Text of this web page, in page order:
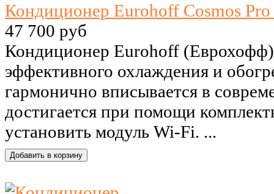
Кондиционер Eurohoff Cosmos
47 700 руб
Кондиционер Eurohoff (Еврохофф)
эффективного охлаждения и
гармонично вписывается в
достигается при помощи
установить модуль Wi-Fi. ...